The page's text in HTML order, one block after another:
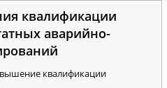
квалификации
аварийно-
квалификации